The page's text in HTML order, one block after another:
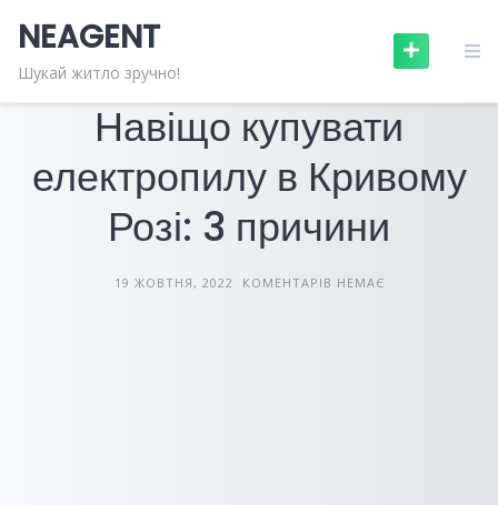
content
NEAGENT
Шукай житло зручно!САДОВА ТЕХНІКА
Навіщо купувати
електропилу в Кривому
Розі: 3 причини
19 ЖОВТНЯ, 2022 КОМЕНТАРІВ НЕМАЄ